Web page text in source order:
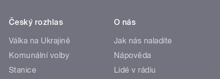
Český rozhlas
Válka na Ukrajině
Komunální volby
Stanice
O nás
Jak nás naladíte
Nápověda
Lidé v rádiu